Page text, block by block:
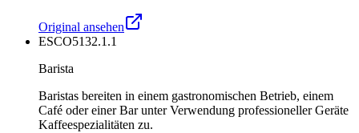
Original ansehen
ESCO5132.1.1
Barista
Baristas bereiten in einem gastronomischen Betrieb, einem
Café oder einer Bar unter Verwendung professioneller Geräte
Kaffeespezialitäten zu.